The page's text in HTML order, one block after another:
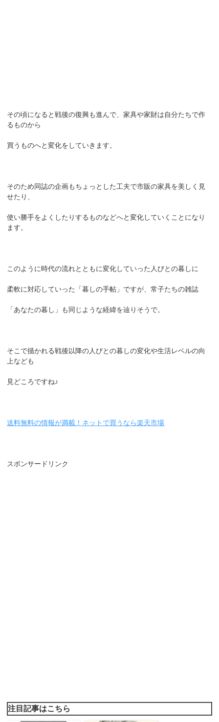
その頃になると戦後の復興も進んで、家具や家財は自分たちで作
るものから
買うものへと変化をしていきます。
そのため同誌の企画もちょっとした工夫で市販の家具を美しく見
せたり、
使い勝手をよくしたりするものなどへと変化していくことになり
ます。
このように時代の流れとともに変化していった人びとの暮しに
柔軟に対応していった「暮しの手帖」ですが、常子たちの雑誌
「あなたの暮し」も同じような経緯を辿りそうで。
そこで描かれる戦後以降の人びとの暮しの変化や生活レベルの向
上なども
見どころですね♪
送料無料の情報が満載！ネットで買うなら楽天市場
スポンサードリンク
注目記事はこちら